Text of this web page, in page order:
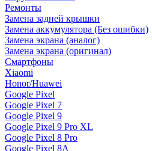
Ремонты
Замена задней крышки
Замена аккумулятора (Без ошибки)
Замена экрана (аналог)
Замена экрана (оригинал)
Смартфоны
Xiaomi
Honor/Huawei
Google Pixel
Google Pixel 7
Google Pixel 9
Google Pixel 9 Pro XL
Google Pixel 8 Pro
Google Pixel 8A